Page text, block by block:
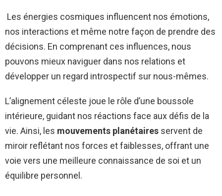
Les énergies cosmiques influencent nos émotions,
nos interactions et même notre façon de prendre des
décisions. En comprenant ces influences, nous
pouvons mieux naviguer dans nos relations et
développer un regard introspectif sur nous-mêmes.
L’alignement céleste joue le rôle d’une boussole
intérieure, guidant nos réactions face aux défis de la
vie. Ainsi, les mouvements planétaires servent de
miroir reflétant nos forces et faiblesses, offrant une
voie vers une meilleure connaissance de soi et un
équilibre personnel.